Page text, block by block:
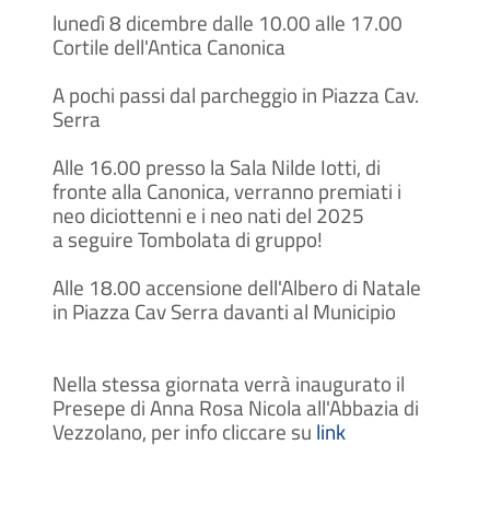
lunedì 8 dicembre dalle 10.00 alle 17.00
Cortile dell'Antica Canonica
A pochi passi dal parcheggio in Piazza Cav.
Serra
Alle 16.00 presso la Sala Nilde Iotti, di
fronte alla Canonica, verranno premiati i
neo diciottenni e i neo nati del 2025
a seguire Tombolata di gruppo!
Alle 18.00 accensione dell'Albero di Natale
in Piazza Cav Serra davanti al Municipio
Nella stessa giornata verrà inaugurato il
Presepe di Anna Rosa Nicola all'Abbazia di
Vezzolano, per info cliccare su link